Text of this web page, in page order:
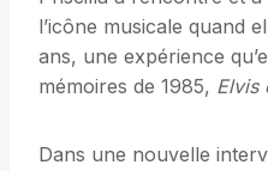
l’icône musicale quand
ans, une expérience
mémoires de 1985, Elvis
Dans une nouvelle